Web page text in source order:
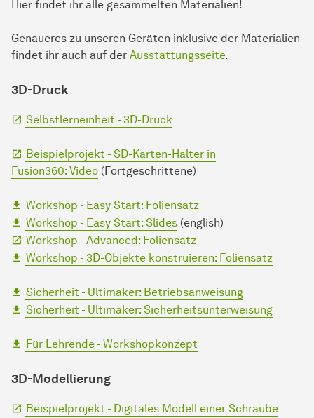
Hier findet ihr alle gesammelten Materialien!
Genaueres zu unseren Geräten inklusive der Materialien
findet ihr auch auf der Ausstattungsseite.
3D-Druck
Selbstlerneinheit - 3D-Druck
Beispielprojekt - SD-Karten-Halter in
Fusion360: Video (Fortgeschrittene)
Workshop - Easy Start: Foliensatz
Workshop - Easy Start: Slides (english)
Workshop - Advanced: Foliensatz
Workshop - 3D-Objekte konstruieren: Foliensatz
Sicherheit - Ultimaker: Betriebsanweisung
Sicherheit - Ultimaker: Sicherheitsunterweisung
Für Lehrende - Workshopkonzept
3D-Modellierung
Beispielprojekt - Digitales Modell einer Schraube